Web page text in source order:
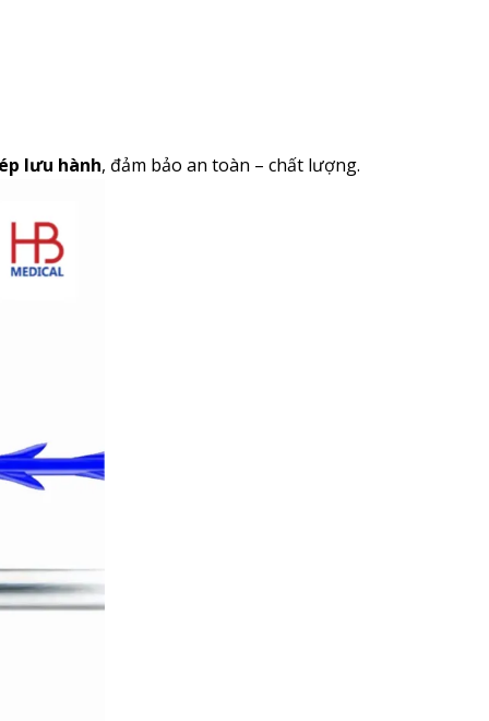
lưu hành, đảm bảo an toàn – chất lượng.